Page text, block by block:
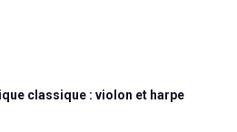
classique : violon et harpe